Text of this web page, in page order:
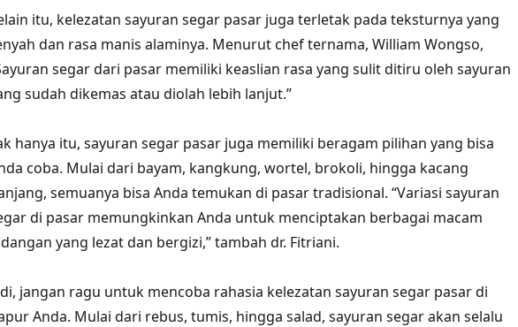
itu, kelezatan sayuran segar pasar juga terletak pada teksturnya yang
dan rasa manis alaminya. Menurut chef ternama, William Wongso,
segar dari pasar memiliki keaslian rasa yang sulit ditiru oleh sayuran
sudah dikemas atau diolah lebih lanjut.”
hanya itu, sayuran segar pasar juga memiliki beragam pilihan yang bisa
coba. Mulai dari bayam, kangkung, wortel, brokoli, hingga kacang
semuanya bisa Anda temukan di pasar tradisional. “Variasi sayuran
di pasar memungkinkan Anda untuk menciptakan berbagai macam
yang lezat dan bergizi,” tambah dr. Fitriani.
jangan ragu untuk mencoba rahasia kelezatan sayuran segar pasar di
Anda. Mulai dari rebus, tumis, hingga salad, sayuran segar akan selalu